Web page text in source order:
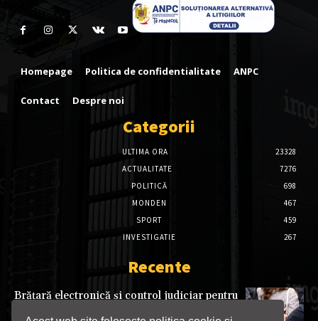
Homepage Politica de confidentialitate ANPC
Contact Despre noi
Categorii
ULTIMA ORA
23328
ACTUALITATE
7276
POLITICĂ
698
MONDEN
467
SPORT
459
INVESTIGATIE
267
Recente
Brățară electronică și control judiciar pentru